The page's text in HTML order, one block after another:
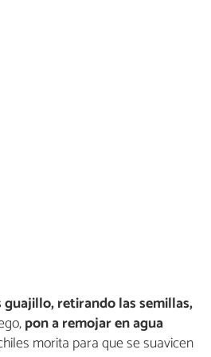
guajillo, retirando las semillas,
pon a remojar en agua
morita para que se suavicen